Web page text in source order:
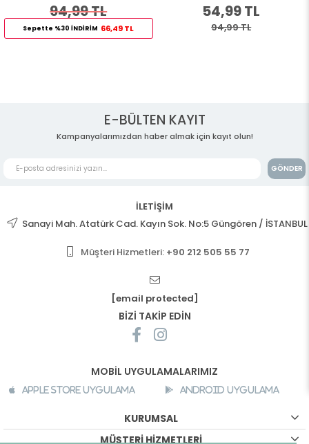
94,99 TL
Sepette %30 İNDİRİM 66,49 TL
54,99 TL
94,99 TL
E-BÜLTEN KAYIT
Kampanyalarımızdan haber almak için kayıt olun!
GÖNDER
İLETİŞİM
Sanayi Mah. Atatürk Cad. Kayın Sok. No:5 Güngören / İSTANBUL
Müşteri Hizmetleri: +90 212 505 55 77
[email protected]
BİZİ TAKİP EDİN
MOBİL UYGULAMALARIMIZ
Apple Store Uygulama Android Uygulama
KURUMSAL
MÜŞTERİ HİZMETLERİ